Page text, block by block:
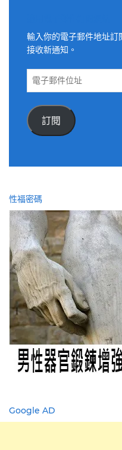
輸入你的電子郵件地址
接收新通知。
電
件
位
訂閱
性福密碼
Google AD